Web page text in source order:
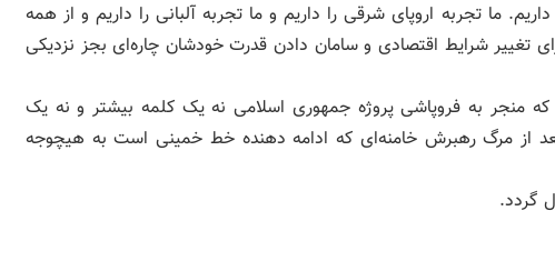
ما تجربه اروپای شرقی را داریم و ما تجربه آلبانی را داریم و از همه
تغییر شرایط اقتصادی و سامان دادن قدرت خودشان چاره‌ای بجز نزدیکی
منجر به فروپاشی پروژه جمهوری اسلامی نه یک کلمه بیشتر و نه یک
از مرگ رهبرش خامنه‌ای که ادامه دهنده خط خمینی است به هیچوجه
گردد.